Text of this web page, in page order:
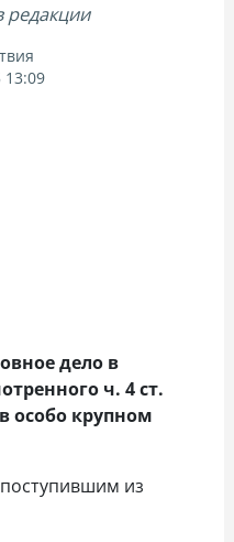
редакции
13:09
дело в
ч. 4 ст.
особо крупном
из